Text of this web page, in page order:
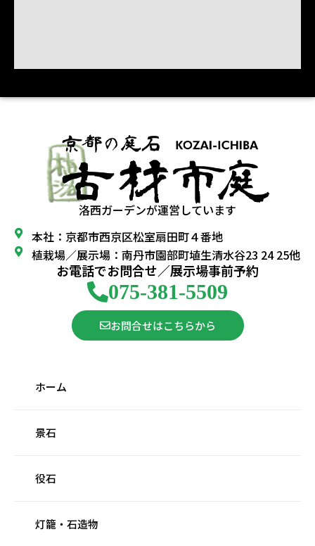
洛西ガーデンが運営しています
本社：京都市西京区松室扇田町４番地
植栽場／展示場：南丹市園部町埴生清水谷23 24 25他
お電話でお問合せ／展示場事前予約
075-381-5509
お問合せはこちらから
ホーム
景石
役石
灯籠・石造物